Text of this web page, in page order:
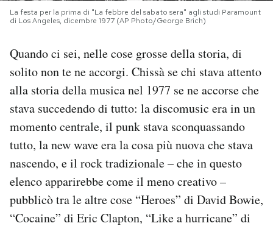
I MIEI PREFERITI
SHOP
CALENDARIO
AREA PERSONALE
Area Personale
Newsletter
Notifiche mobile
Regala il Post
La festa per la prima di "La febbre del sabato sera" agli studi Paramount
di Los Angeles, dicembre 1977 (AP Photo/George Brich)
Quando ci sei, nelle cose grosse della storia, di
solito non te ne accorgi. Chissà se chi stava attento
alla storia della musica nel 1977 se ne accorse che
stava succedendo di tutto: la discomusic era in un
momento centrale, il punk stava sconquassando
tutto, la new wave era la cosa più nuova che stava
nascendo, e il rock tradizionale – che in questo
elenco apparirebbe come il meno creativo –
pubblicò tra le altre cose “Heroes” di David Bowie,
“Cocaine” di Eric Clapton, “Like a hurricane” di